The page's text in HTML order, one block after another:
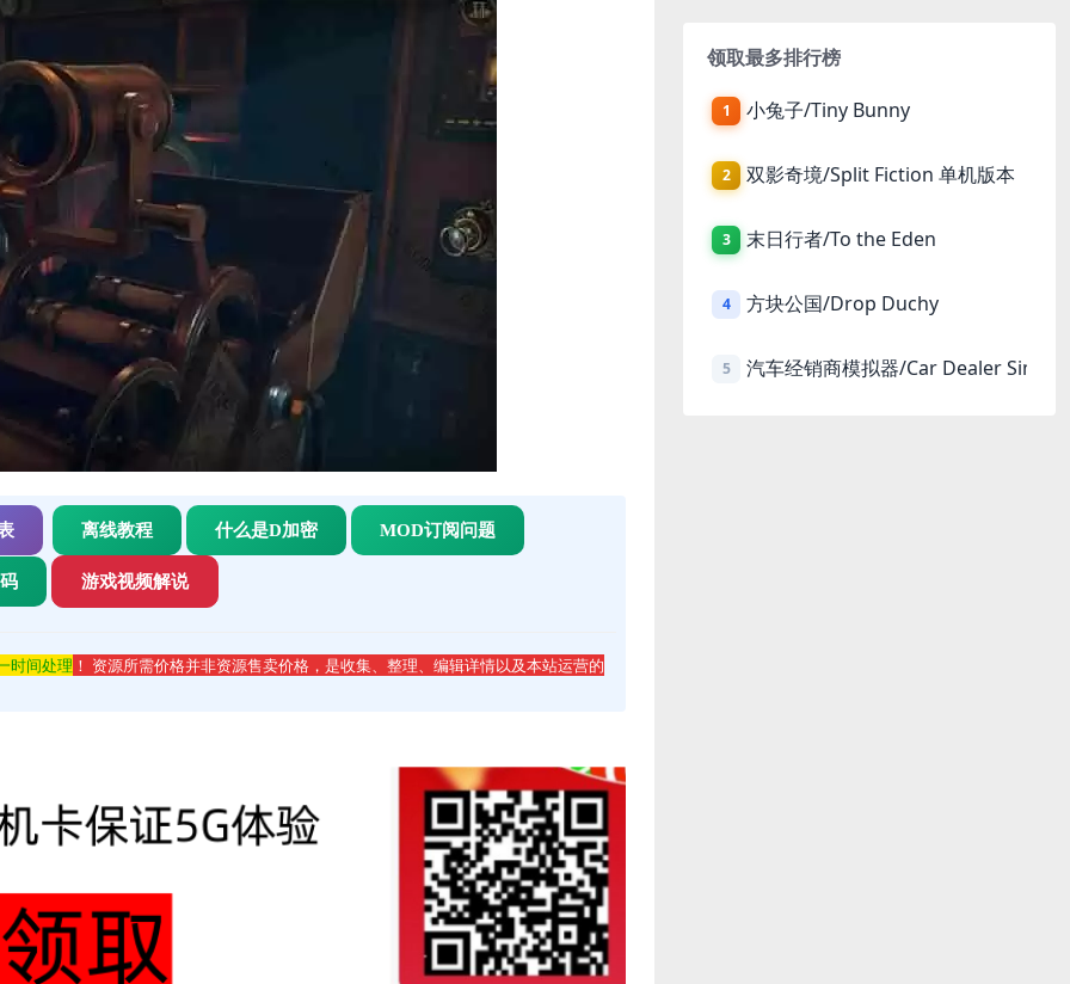
离线教程 什么是D加密 MOD订阅问题
游戏视频解说
时间处理 ！ 资源所需价格并非资源售卖价格，是收集、整理、编辑详情以及本站运营的
领取最多排行榜
1 小兔子/Tiny Bunny
2 双影奇境/Split Fiction 单机版本
3 末日行者/To the Eden
4 方块公国/Drop Duchy
5 汽车经销商模拟器/Car Dealer